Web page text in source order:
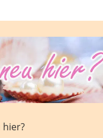
hier?